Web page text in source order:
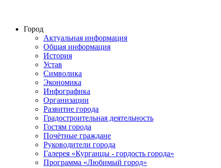
Город
Актуальная информация
Общая информация
История
Устав
Символика
Экономика
Инфографика
Организации
Развитие города
Градостроительная деятельность
Гостям города
Почётные граждане
Руководители города
Галерея «Курганцы - гордость города»
Программа «Любимый город»